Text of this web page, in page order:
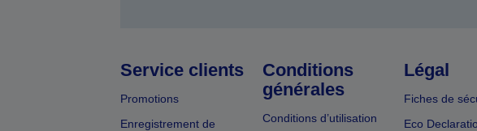
Service clients
Promotions
Enregistrement de
Conditions
générales
Conditions d’utilisation
Légal
Fiches de
Eco